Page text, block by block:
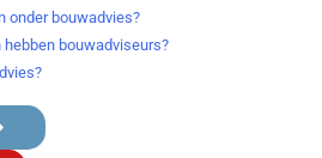
onder bouwadvies?
bouwadviseurs?